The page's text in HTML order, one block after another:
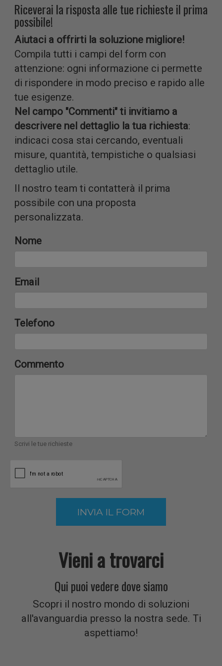
Riceverai la risposta alle tue richieste il prima
possibile!
Aiutaci a offrirti la soluzione migliore!
Compila tutti i campi del form con
attenzione: ogni informazione ci permette
di rispondere in modo preciso e rapido alle
tue esigenze.
Nel campo "Commenti" ti invitiamo a
descrivere nel dettaglio la tua richiesta:
indicaci cosa stai cercando, eventuali
misure, quantità, tempistiche o qualsiasi
dettaglio utile.
Il nostro team ti contatterà il prima
possibile con una proposta
personalizzata.
Nome
Email
Telefono
Commento
Scrivi le tue richieste
INVIA IL FORM
Vieni a trovarci
Qui puoi vedere dove siamo
Scopri il nostro mondo di soluzioni
all'avanguardia presso la nostra sede. Ti
aspettiamo!
il nostro
traffico.
inoltre
sul tuo
utilizzo
del
nostro